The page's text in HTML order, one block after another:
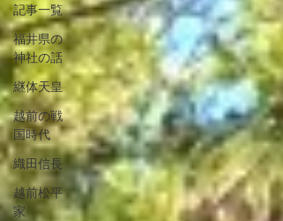
記事一覧
福井県の
神社の話
継体天皇
越前の戦
国時代
織田信長
越前松平
家